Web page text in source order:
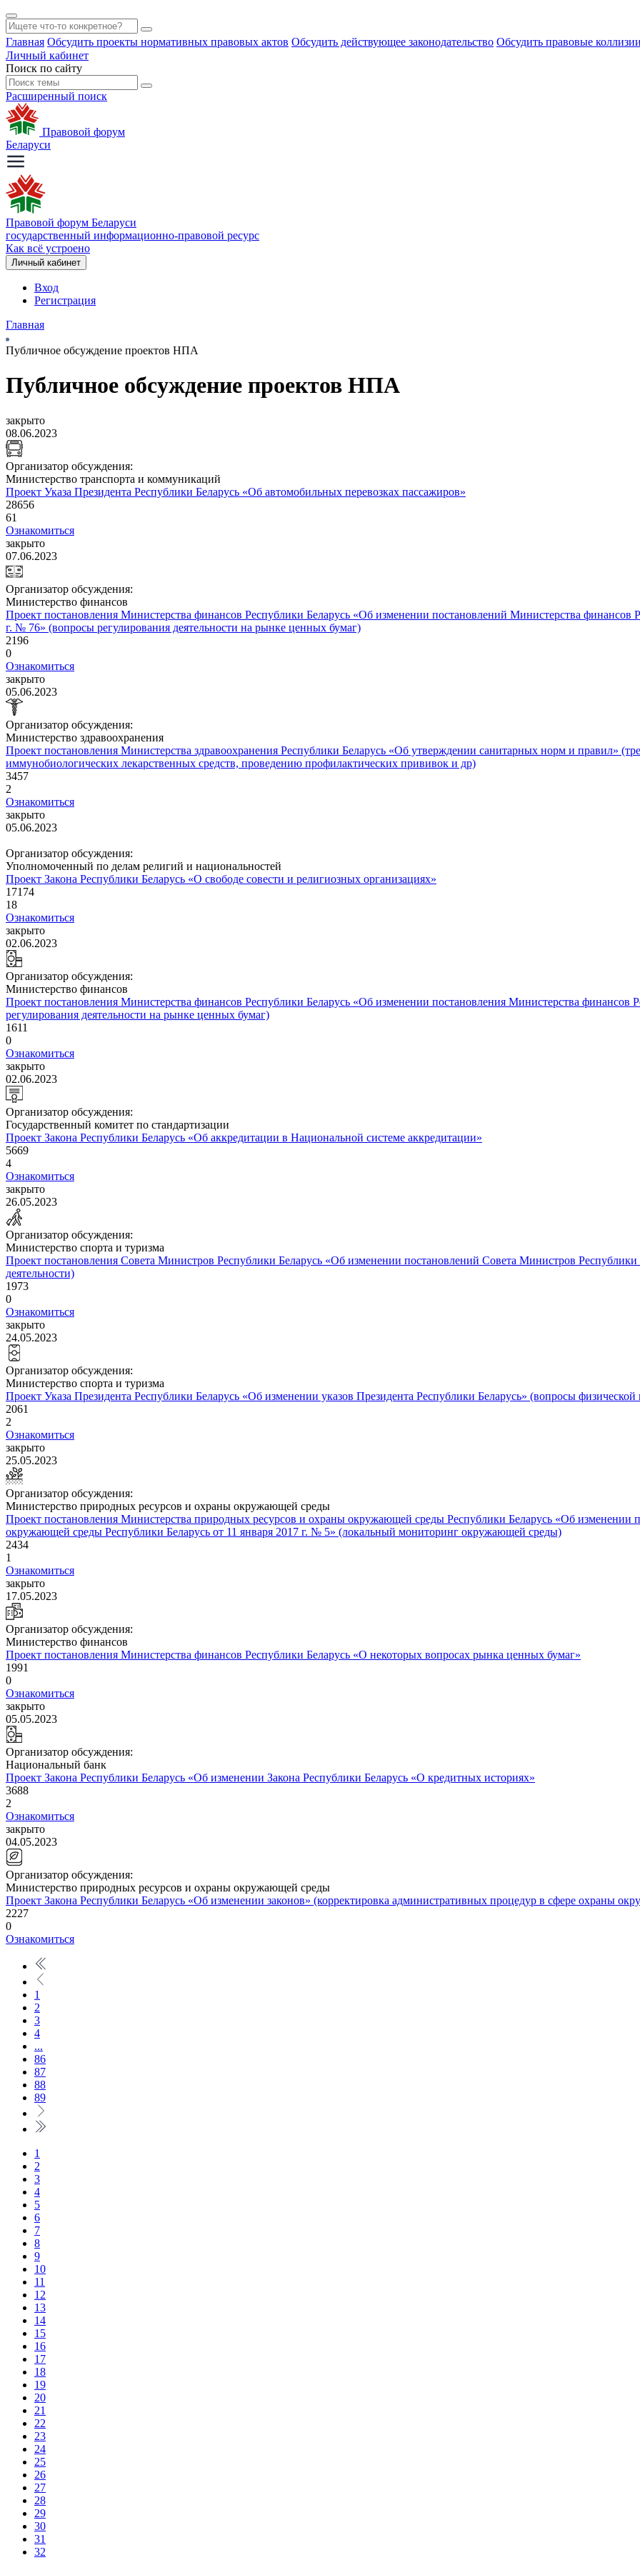
Главная Обсудить проекты нормативных правовых актов Обсудить действующее законодательство Обсудить правовые
Личный кабинет
Поиск по сайту
Расширенный поиск
Правовой форум
Беларуси
Правовой форум Беларуси
государственный информационно-правовой ресурс
Как всё устроено
Личный кабинет
Вход
Регистрация
Главная
Публичное обсуждение проектов НПА
Публичное обсуждение проектов НПА
закрыто
08.06.2023
Организатор обсуждения:
Министерство транспорта и коммуникаций
Проект Указа Президента Республики Беларусь «Об автомобильных перевозках пассажиров»
28656
61
Ознакомиться
закрыто
07.06.2023
Организатор обсуждения:
Министерство финансов
Проект постановления Министерства финансов Республики Беларусь «Об изменении постановлений Министерства финансов
г. № 76» (вопросы регулирования деятельности на рынке ценных бумаг)
2196
0
Ознакомиться
закрыто
05.06.2023
Организатор обсуждения:
Министерство здравоохранения
Проект постановления Министерства здравоохранения Республики Беларусь «Об утверждении санитарных норм и правил»
иммунобиологических лекарственных средств, проведению профилактических прививок и др)
3457
2
Ознакомиться
закрыто
05.06.2023
Организатор обсуждения:
Уполномоченный по делам религий и национальностей
Проект Закона Республики Беларусь «О свободе совести и религиозных организациях»
17174
18
Ознакомиться
закрыто
02.06.2023
Организатор обсуждения:
Министерство финансов
Проект постановления Министерства финансов Республики Беларусь «Об изменении постановления Министерства финансов
регулирования деятельности на рынке ценных бумаг)
1611
0
Ознакомиться
закрыто
02.06.2023
Организатор обсуждения:
Государственный комитет по стандартизации
Проект Закона Республики Беларусь «Об аккредитации в Национальной системе аккредитации»
5669
4
Ознакомиться
закрыто
26.05.2023
Организатор обсуждения:
Министерство спорта и туризма
Проект постановления Совета Министров Республики Беларусь «Об изменении постановлений Совета Министров Республики
деятельности)
1973
0
Ознакомиться
закрыто
24.05.2023
Организатор обсуждения:
Министерство спорта и туризма
Проект Указа Президента Республики Беларусь «Об изменении указов Президента Республики Беларусь» (вопросы физической
2061
2
Ознакомиться
закрыто
25.05.2023
Организатор обсуждения:
Министерство природных ресурсов и охраны окружающей среды
Проект постановления Министерства природных ресурсов и охраны окружающей среды Республики Беларусь «Об изменении
окружающей среды Республики Беларусь от 11 января 2017 г. № 5» (локальный мониторинг окружающей среды)
2434
1
Ознакомиться
закрыто
17.05.2023
Организатор обсуждения:
Министерство финансов
Проект постановления Министерства финансов Республики Беларусь «О некоторых вопросах рынка ценных бумаг»
1991
0
Ознакомиться
закрыто
05.05.2023
Организатор обсуждения:
Национальный банк
Проект Закона Республики Беларусь «Об изменении Закона Республики Беларусь «О кредитных историях»
3688
2
Ознакомиться
закрыто
04.05.2023
Организатор обсуждения:
Министерство природных ресурсов и охраны окружающей среды
Проект Закона Республики Беларусь «Об изменении законов» (корректировка административных процедур в сфере охраны
2227
0
Ознакомиться
1
2
3
4
...
86
87
88
89
1
2
3
4
5
6
7
8
9
10
11
12
13
14
15
16
17
18
19
20
21
22
23
24
25
26
27
28
29
30
31
32